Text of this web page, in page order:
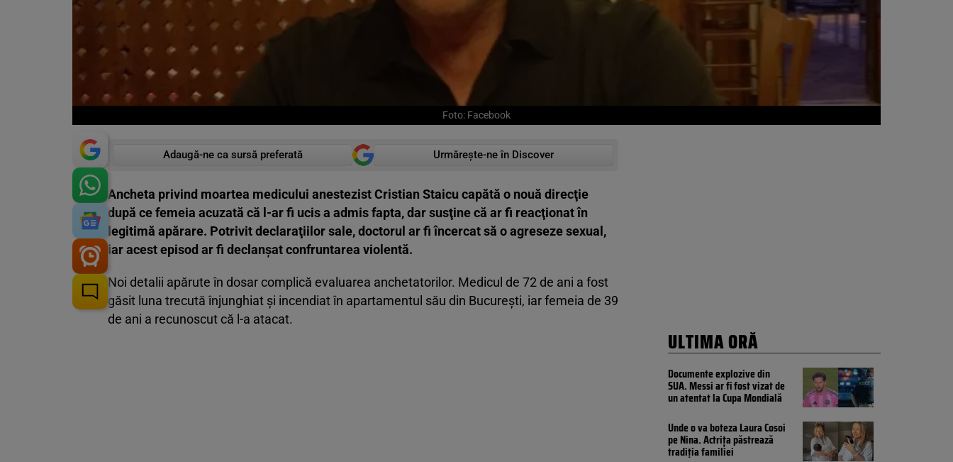
Foto: Facebook
Adaugă-ne ca sursă preferată Urmărește-ne în Discover
Ancheta privind moartea medicului anestezist Cristian Staicu capătă o nouă direcţie
după ce femeia acuzată că l-ar fi ucis a admis fapta, dar susţine că ar fi reacţionat în
legitimă apărare. Potrivit declaraţiilor sale, doctorul ar fi încercat să o agreseze sexual,
iar acest episod ar fi declanşat confruntarea violentă.
Noi detalii apărute în dosar complică evaluarea anchetatorilor. Medicul de 72 de ani a fost
găsit luna trecută înjunghiat şi incendiat în apartamentul său din Bucureşti, iar femeia de 39
de ani a recunoscut că l-a atacat.
ULTIMA ORĂ
Documente explozive din
SUA. Messi ar fi fost vizat de
un atentat la Cupa Mondială
Unde o va boteza Laura Cosoi
pe Nina. Actrița păstrează
tradiția familiei